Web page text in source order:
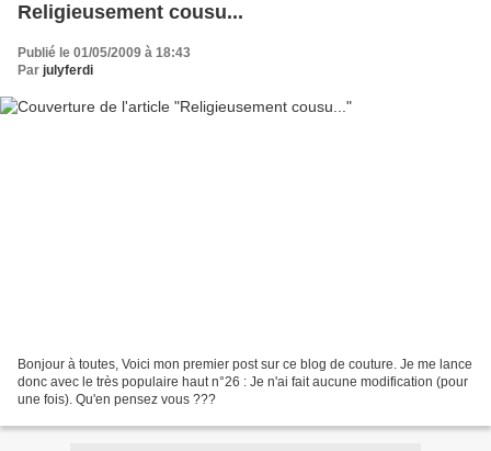
Religieusement cousu...
Publié le 01/05/2009 à 18:43
Par julyferdi
Bonjour à toutes, Voici mon premier post sur ce blog de couture. Je me lance
donc avec le très populaire haut n°26 : Je n'ai fait aucune modification (pour
une fois). Qu'en pensez vous ???